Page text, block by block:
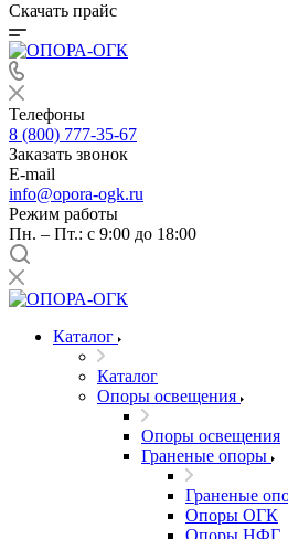
Скачать прайс
Телефоны
8 (800) 777-35-67
Заказать звонок
E-mail
info@opora-ogk.ru
Режим работы
Пн. – Пт.: с 9:00 до 18:00
Каталог
Каталог
Опоры освещения
Опоры освещения
Граненые опоры
Граненые
Опоры ОГК
Опоры НФГ